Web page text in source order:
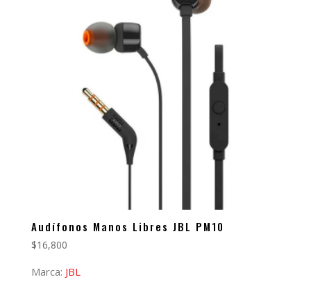
Audífonos Manos Libres JBL PM10
$16,800
Marca: JBL